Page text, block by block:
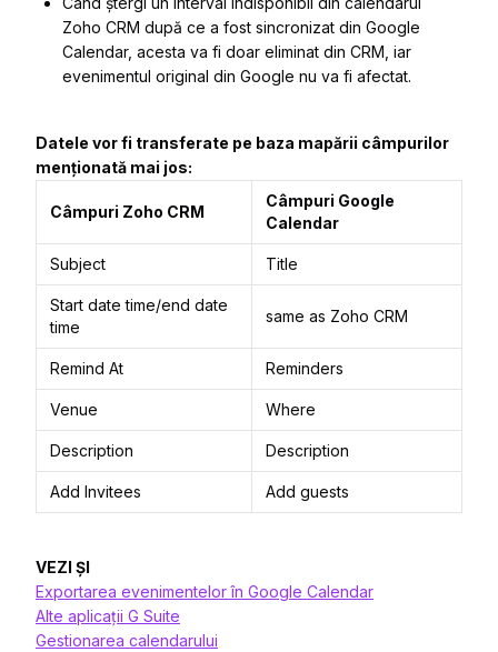
Zoho CRM după ce a fost sincronizat din Google
Calendar, acesta va fi doar eliminat din CRM, iar
evenimentul original din Google nu va fi afectat.
Datele vor fi transferate pe baza mapării câmpurilor
menționată mai jos:
Câmpuri Zoho CRM
Câmpuri Google
Calendar
Subject Title
Start date time/end date
time
same as Zoho CRM
Remind At Reminders
Venue Where
Description Description
Add Invitees Add guests
VEZI ȘI
Exportarea evenimentelor în Google Calendar
Alte aplicații G Suite
Gestionarea calendarului